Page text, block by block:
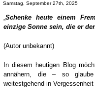
Samstag, September 27th, 2025
„Schenke heute einem
einzige Sonne sein, die er
(Autor unbekannt)
In diesem heutigen Blog
annähern, die – so
weitestgehend in